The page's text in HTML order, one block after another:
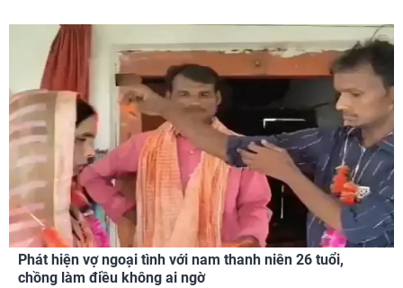
Phát hiện vợ ngoại tình với nam thanh niên 26 tuổi,
chồng làm điều không ai ngờ